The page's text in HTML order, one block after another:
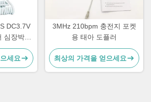
DC3.7V
심장박동
세요
3MHz 210bpm 충전지 포켓
용 태아 도플러
최상의 가격을 얻으세요